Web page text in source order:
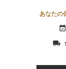
あなたの
event_available
local_shipping